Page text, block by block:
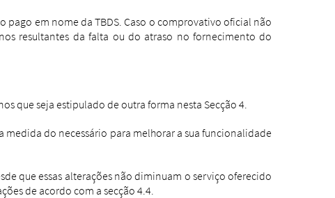
em nome da TBDS. Caso o comprovativo oficial não
resultantes da falta ou do atraso no fornecimento do
que seja estipulado de outra forma nesta Secção 4.
medida do necessário para melhorar a sua funcionalidade
que essas alterações não diminuam o serviço oferecido
de acordo com a secção 4.4.